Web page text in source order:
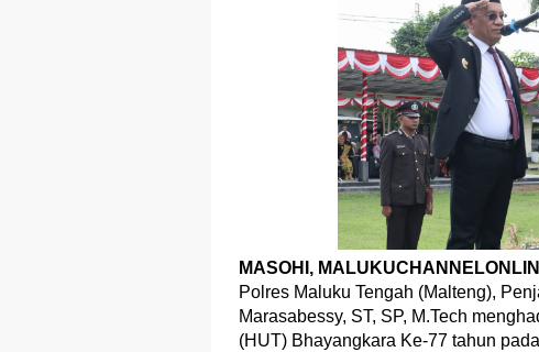
MASOHI,
Polres Maluku Tengah (Malteng),
Marasabessy, ST, SP, M.Tech
(HUT) Bhayangkara Ke-77 tahun